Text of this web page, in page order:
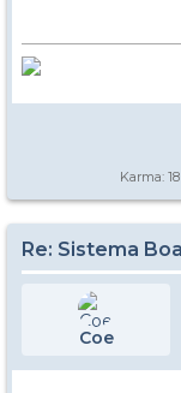
Karma: 18
Re: Sistema
Coe